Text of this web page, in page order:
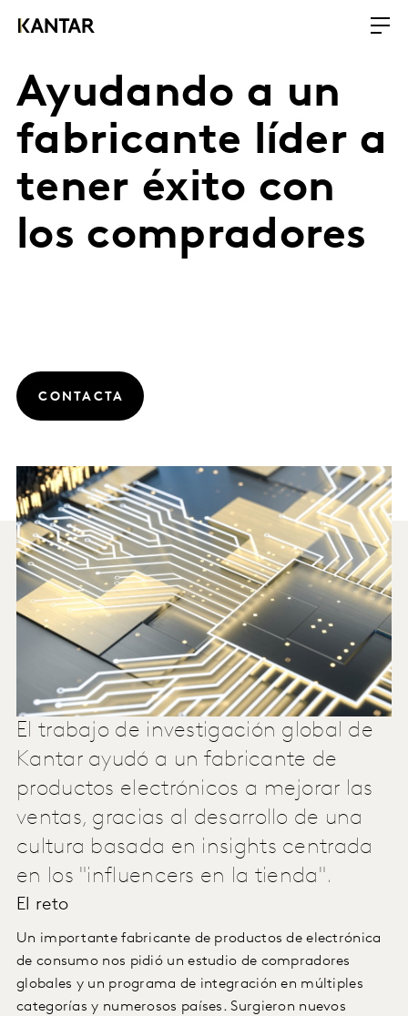
Ayudando a un
fabricante líder a
tener éxito con
los compradores
CONTACTA
El trabajo de investigación global de
Kantar ayudó a un fabricante de
productos electrónicos a mejorar las
ventas, gracias al desarrollo de una
cultura basada en insights centrada
en los "influencers en la tienda".
El reto
Un importante fabricante de productos de electrónica
de consumo nos pidió un estudio de compradores
globales y un programa de integración en múltiples
categorías y numerosos países. Surgieron nuevos